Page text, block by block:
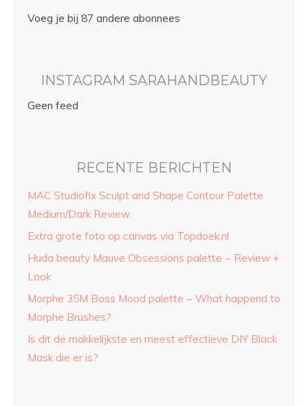
Voeg je bij 87 andere abonnees
INSTAGRAM SARAHANDBEAUTY
Geen feed
RECENTE BERICHTEN
MAC Studiofix Sculpt and Shape Contour Palette
Medium/Dark Review
Extra grote foto op canvas via Topdoek.nl
Huda beauty Mauve Obsessions palette ~ Review +
Look
Morphe 35M Boss Mood palette ~ What happend to
Morphe Brushes?
Is dit de makkelijkste en meest effectieve DIY Black
Mask die er is?